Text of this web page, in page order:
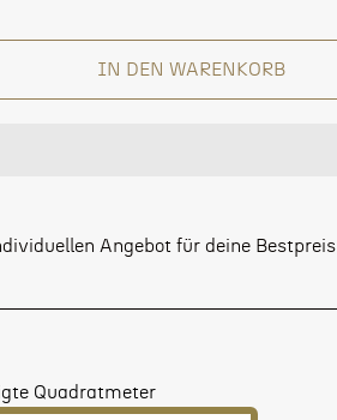
IN DEN WARENKORB
Angebot für deine Bestpreis
Quadratmeter